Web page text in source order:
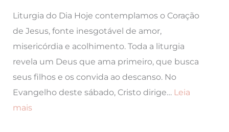
Liturgia do Dia Hoje contemplamos o Coração
de Jesus, fonte inesgotável de amor,
misericórdia e acolhimento. Toda a liturgia
revela um Deus que ama primeiro, que busca
seus filhos e os convida ao descanso. No
Evangelho deste sábado, Cristo dirige… Leia
mais: